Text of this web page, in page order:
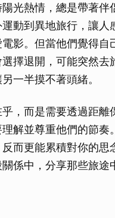
光熱情，總是帶著伴
動到異地旅行，讓人
影。但當他們覺得自
擇退開，可能突然去
一半摸不著頭緒。
，而是需要透過距離
解並尊重他們的節奏
而更能累積對你的思
係中，分享那些旅途